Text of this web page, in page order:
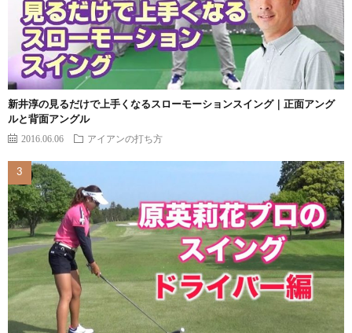
新井淳の見るだけで上手くなるスローモーションスイング｜正面アング
ルと背面アングル
2016.06.06 アイアンの打ち方